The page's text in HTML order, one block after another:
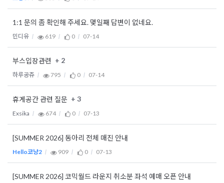
1:1 문의 좀 확인해 주세요. 몇일째 답변이 없네요.
민디유 619 0 07-14
부스입장관련 + 2
하루공쥬 795 0 07-14
휴게공간 관련 질문 + 3
Exsika 674 0 07-13
[SUMMER 2026] 동아리 전체 매진 안내
Hello코냥2 909 0 07-13
[SUMMER 2026] 코믹월드 라운지 취소분 좌석 예매 오픈 안내